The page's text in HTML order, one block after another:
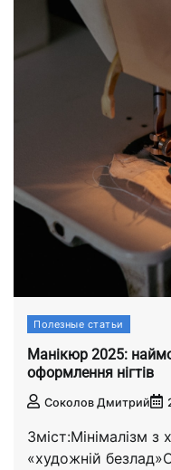
Полезные статьи
Манікюр 2025:
оформлення нігтів
Соколов Дмитрий
Зміст:Мінімалізм з
«художній